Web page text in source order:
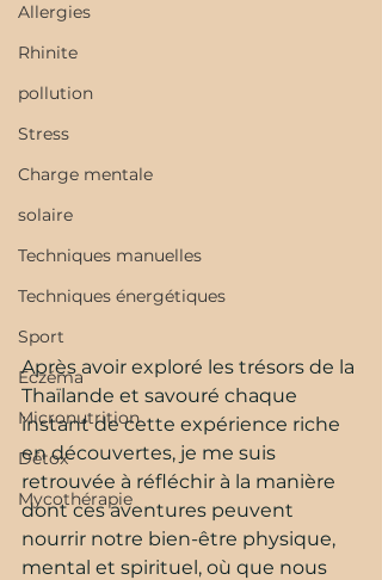
Allergies
Rhinite
pollution
Stress
Charge mentale
solaire
Techniques manuelles
Techniques énergétiques
Sport
Eczéma
Micronutrition
Détox
Mycothérapie
Après avoir exploré les trésors de la
Thaïlande et savouré chaque
instant de cette expérience riche
en découvertes, je me suis
retrouvée à réfléchir à la manière
dont ces aventures peuvent
nourrir notre bien-être physique,
mental et spirituel, où que nous